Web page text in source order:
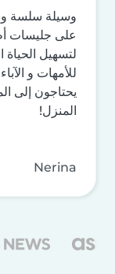
وسيلة سلسة و
على جليسات
لتسهيل الحياة
للأمهات و
يحتاجون إلى
المنزل!
Nerina